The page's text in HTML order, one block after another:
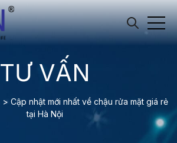
TƯ VẤN
> Cập nhật mới nhất về chậu rửa mặt giá rẻ
tại Hà Nội